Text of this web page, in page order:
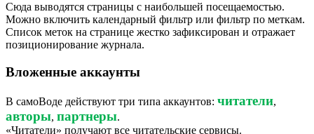
Сюда выводятся страницы с наибольшей посещаемостью.
Можно включить календарный фильтр или фильтр по меткам.
Список меток на странице жестко зафиксирован и отражает
позиционирование журнала.
Вложенные аккаунты
В самоВоде действуют три типа аккаунтов: читатели,
авторы, партнеры.
«Читатели» получают все читательские сервисы.